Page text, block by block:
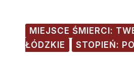
MIEJSCE ŚMIERCI:
ŁÓDZKIE
STOPIEŃ: